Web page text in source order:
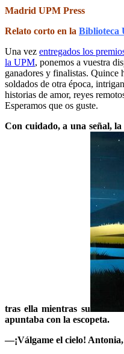
Madrid UPM Press
Relato corto en la Biblioteca
Una vez entregados los
la UPM, ponemos a vuestra
ganadores y finalistas. Quince
soldados de otra época,
historias de amor, reyes
Esperamos que os guste.
Con cuidado, a una señal,
tras ella mientras su
apuntaba con la escopeta.
—¡Válgame el cielo!